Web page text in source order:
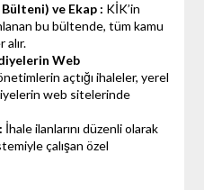
ve Ekap : KİK’in
bu bültende, tüm kamu
Web
açtığı ihaleler, yerel
web sitelerinde
İhale ilanlarını düzenli olarak
çalışan özel